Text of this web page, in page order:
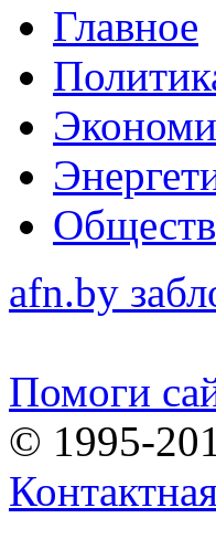
Главное
afn.by
Помоги
© 1995-